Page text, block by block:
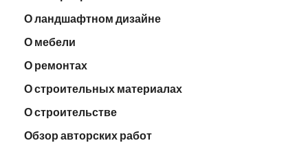
О ландшафтном дизайне
О мебели
О ремонтах
О строительных материалах
О строительстве
Обзор авторских работ